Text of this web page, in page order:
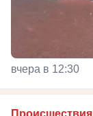
вчера в 12:30